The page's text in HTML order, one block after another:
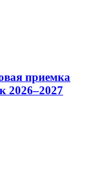
приемка
2026–2027